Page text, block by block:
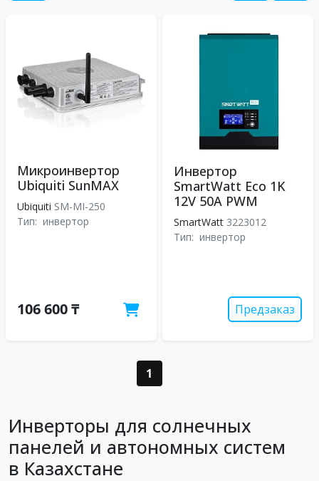
Микроинвертор
Ubiquiti SunMAX
Ubiquiti SM-MI-250
Тип: инвертор
106 600 ₸
Инвертор
SmartWatt Eco 1K
12V 50A PWM
SmartWatt 3223012
Тип: инвертор
Предзаказ
1
Инверторы для солнечных
панелей и автономных систем
в Казахстане